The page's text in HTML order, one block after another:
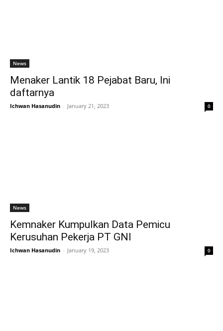
News
Menaker Lantik 18 Pejabat Baru, Ini
daftarnya
Ichwan Hasanudin - January 21, 2023 0
News
Kemnaker Kumpulkan Data Pemicu
Kerusuhan Pekerja PT GNI
Ichwan Hasanudin - January 19, 2023 0